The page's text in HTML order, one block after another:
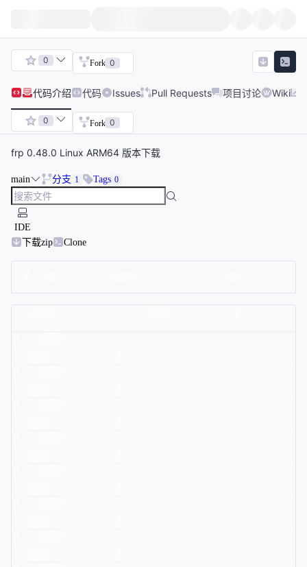
0 Fork 0
代码介绍 代码 Issues Pull Requests 项目讨论 Wiki
0 Fork 0
frp 0.48.0 Linux ARM64 版本下载
main 分支 1 Tags 0
IDE
下载zip
Clone